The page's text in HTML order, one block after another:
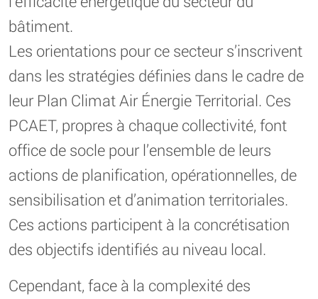
bâtiment.
Les orientations pour ce secteur s’inscrivent
dans les stratégies définies dans le cadre de
leur Plan Climat Air Énergie Territorial. Ces
PCAET, propres à chaque collectivité, font
office de socle pour l’ensemble de leurs
actions de planification, opérationnelles, de
sensibilisation et d’animation territoriales.
Ces actions participent à la concrétisation
des objectifs identifiés au niveau local.
Cependant, face à la complexité des